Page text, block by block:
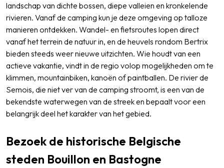
landschap van dichte bossen, diepe valleien en kronkelende
rivieren. Vanaf de camping kun je deze omgeving op talloze
manieren ontdekken. Wandel- en fietsroutes lopen direct
vanaf het terrein de natuur in, en de heuvels rondom Bertrix
bieden steeds weer nieuwe uitzichten. Wie houdt van een
actieve vakantie, vindt in de regio volop mogelijkheden om te
klimmen, mountainbiken, kanoën of paintballen. De rivier de
Semois, die niet ver van de camping stroomt, is een van de
bekendste waterwegen van de streek en bepaalt voor een
belangrijk deel het karakter van het gebied.
Bezoek de historische Belgische
steden Bouillon en Bastogne